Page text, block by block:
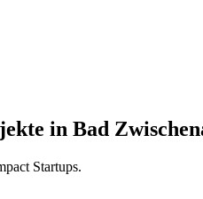
in Bad
Startups.